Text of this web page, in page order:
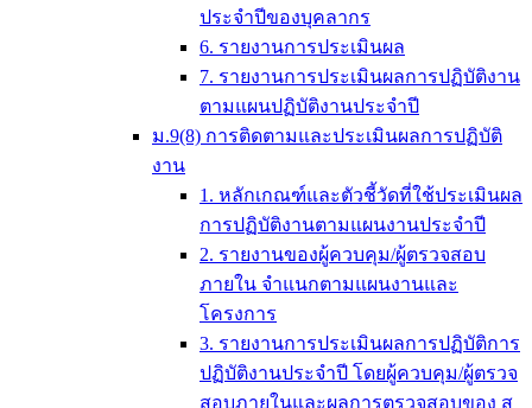
ประจำปีของบุคลากร
6. รายงานการประเมินผล
7. รายงานการประเมินผลการปฏิบัติงาน
ตามแผนปฏิบัติงานประจำปี
ม.9(8) การติดตามและประเมินผลการปฏิบัติ
งาน
1. หลักเกณฑ์และตัวชี้วัดที่ใช้ประเมินผล
การปฏิบัติงานตามแผนงานประจำปี
2. รายงานของผู้ควบคุม/ผู้ตรวจสอบ
ภายใน จำแนกตามแผนงานและ
โครงการ
3. รายงานการประเมินผลการปฏิบัติการ
ปฏิบัติงานประจำปี โดยผู้ควบคุม/ผู้ตรวจ
สอบภายในและผลการตรวจสอบของ ส